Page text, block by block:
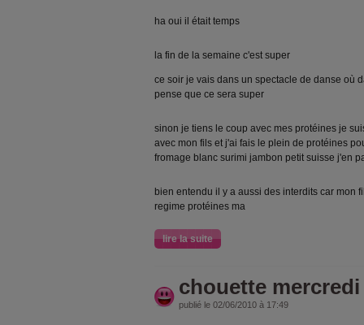
ha oui il était temps
la fin de la semaine c'est super
ce soir je vais dans un spectacle de danse où
pense que ce sera super
sinon je tiens le coup avec mes protéines je
avec mon fils et j'ai fais le plein de protéines
fromage blanc surimi jambon petit suisse j'en
bien entendu il y a aussi des interdits car mon
regime protéines ma
lire la suite
chouette mercredi
publié le 02/06/2010 à 17:49